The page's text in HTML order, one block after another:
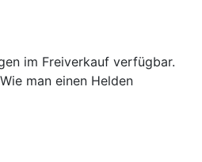
im Freiverkauf verfügbar.
man einen Helden